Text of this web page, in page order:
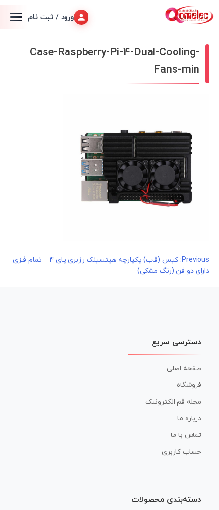
ورود / ثبت نام
Case-Raspberry-Pi-4-Dual-Cooling-
Fans-min
راهبری
نوشته
Previous:
کیس (قاب) یکپارچه هیتسینک رزبری پای 4 – تمام فلزی –
دارای دو فن (رنگ مشکی)
دسترسی سریع
صفحه اصلی
فروشگاه
مجله قم الکترونیک
درباره ما
تماس با ما
حساب کاربری
دسته‌بندی محصولات